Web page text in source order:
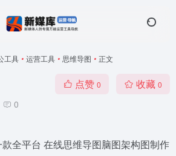
工具 • 运营工具 • 思维导图 • 正文
0
点赞 0 收藏 0
全平台 在线思维导图脑图架构图制作